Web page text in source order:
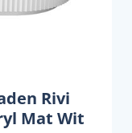
Rivi
Mat Wit